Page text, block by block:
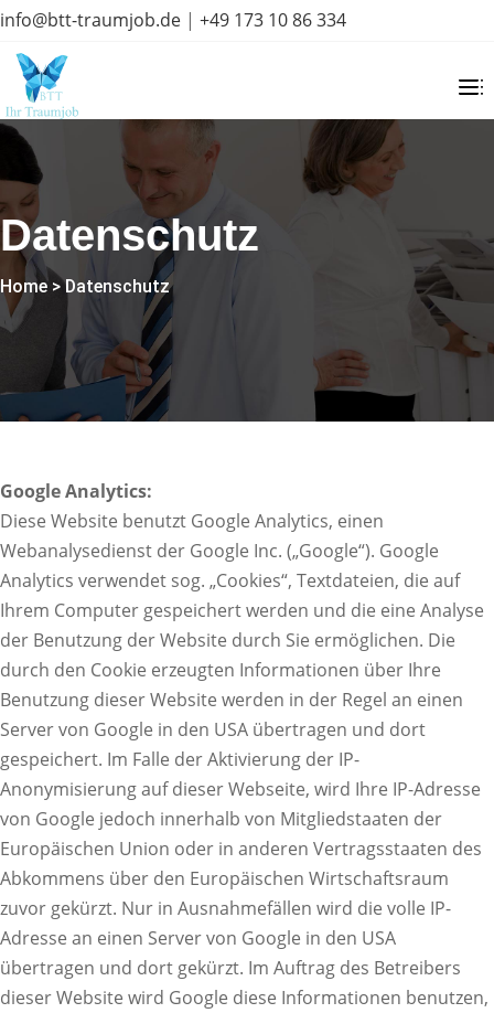
info@btt-traumjob.de | +49 173 10 86 334
Datenschutz
Home>Datenschutz
Google Analytics:
Diese Website benutzt Google Analytics, einen
Webanalysedienst der Google Inc. („Google“). Google
Analytics verwendet sog. „Cookies“, Textdateien, die auf
Ihrem Computer gespeichert werden und die eine Analyse
der Benutzung der Website durch Sie ermöglichen. Die
durch den Cookie erzeugten Informationen über Ihre
Benutzung dieser Website werden in der Regel an einen
Server von Google in den USA übertragen und dort
gespeichert. Im Falle der Aktivierung der IP-
Anonymisierung auf dieser Webseite, wird Ihre IP-Adresse
von Google jedoch innerhalb von Mitgliedstaaten der
Europäischen Union oder in anderen Vertragsstaaten des
Abkommens über den Europäischen Wirtschaftsraum
zuvor gekürzt. Nur in Ausnahmefällen wird die volle IP-
Adresse an einen Server von Google in den USA
übertragen und dort gekürzt. Im Auftrag des Betreibers
dieser Website wird Google diese Informationen benutzen,